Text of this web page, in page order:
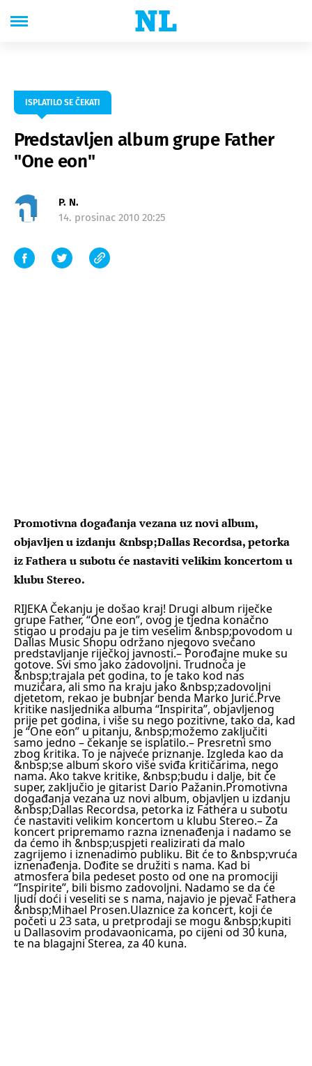
ISPLATILO SE ČEKATI
Predstavljen album grupe Father
"One eon"
P. N.
14. prosinac 2010 20:25
Promotivna događanja vezana uz novi album,
objavljen u izdanju &nbsp;Dallas Recordsa, petorka
iz Fathera u subotu će nastaviti velikim koncertom u
klubu Stereo.
RIJEKA Čekanju je došao kraj! Drugi album riječke
grupe Father, “One eon”, ovog je tjedna konačno
stigao u prodaju pa je tim veselim &nbsp;povodom u
Dallas Music Shopu održano njegovo svečano
predstavljanje riječkoj javnosti.– Porođajne muke su
gotove. Svi smo jako zadovoljni. Trudnoća je
&nbsp;trajala pet godina, to je tako kod nas
muzičara, ali smo na kraju jako &nbsp;zadovoljni
djetetom, rekao je bubnjar benda Marko Jurić.Prve
kritike nasljednika albuma “Inspirita”, objavljenog
prije pet godina, i više su nego pozitivne, tako da, kad
je “One eon” u pitanju, &nbsp;možemo zaključiti
samo jedno – čekanje se isplatilo.– Presretni smo
zbog kritika. To je najveće priznanje. Izgleda kao da
&nbsp;se album skoro više sviđa kritičarima, nego
nama. Ako takve kritike, &nbsp;budu i dalje, bit će
super, zaključio je gitarist Dario Pažanin.Promotivna
događanja vezana uz novi album, objavljen u izdanju
&nbsp;Dallas Recordsa, petorka iz Fathera u subotu
će nastaviti velikim koncertom u klubu Stereo.– Za
koncert pripremamo razna iznenađenja i nadamo se
da ćemo ih &nbsp;uspjeti realizirati da malo
zagrijemo i iznenadimo publiku. Bit će to &nbsp;vruća
iznenađenja. Dođite se družiti s nama. Kad bi
atmosfera bila pedeset posto od one na promociji
“Inspirite”, bili bismo zadovoljni. Nadamo se da će
ljudi doći i veseliti se s nama, najavio je pjevač Fathera
&nbsp;Mihael Prosen.Ulaznice za koncert, koji će
početi u 23 sata, u pretprodaji se mogu &nbsp;kupiti
u Dallasovim prodavaonicama, po cijeni od 30 kuna,
te na blagajni Sterea, za 40 kuna.